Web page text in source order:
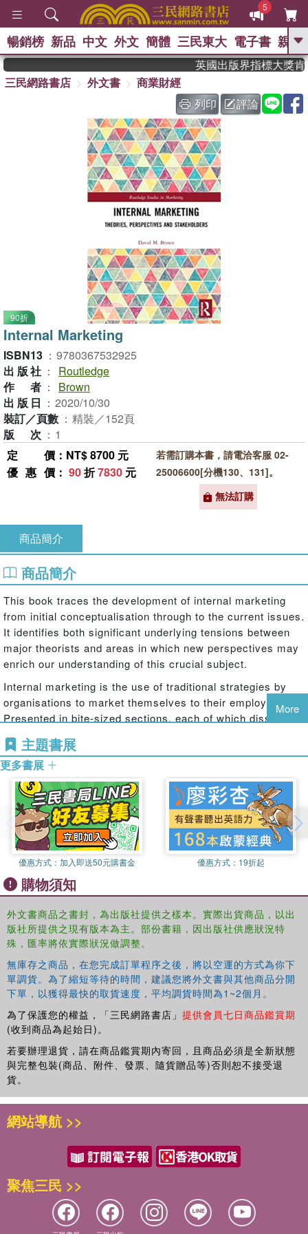
5
GO
熱搜： 東野圭吾
、 如果歷史是一群喵 、 暑期
國際布克獎 臺灣漫遊錄 、 方
念華 、 台灣的李登輝時代
孩：黎曼猜想 、 偉大的迷走神經
暢銷榜 新品 中文 外文 簡體 三民東大 電子書 親子
英國出版界指標大獎肯
三民網路書店
外文書
商業財經
列印
評論
90折
Internal Marketing
ISBN13 ： 9780367532925
出版社 ：
Routledge
作者 ：
Brown
出版日 ： 2020/10/30
裝訂／頁數 ： 精裝／152頁
版次 ： 1
定價 ：NT$ 8700 元
優惠價 ： 90折7830 元
若需訂購本書，請電洽客服 02-
25006600[分機130、131]。
無法訂購
商品簡介
商品簡介
This book traces the development of internal marketing
from initial conceptualisation through to the current issues.
It identifies both significant underlying tensions between
major theorists and areas in which new perspectives may
enrich our understanding of this crucial subject.
Internal marketing is the use of traditional strategies by
organisations to market themselves to their employees.
Presented in bite-sized sections, each of which dissects
subject, this book explains how subsidiary areas of study
have emerged and suggests how the introduction of
concepts and perspectives from channel management
literature can help analyse the dyadic encounters in which
internal marketing takes place. Brown critically extends
the scope of internal marketing theory yet further by
presenting and analysing new interview transcripts to
suggest that internal demarketing – an organisation
making itself less attractive to its employees – may
sometimes be undertaken intentionally.
Internationally applicable and highly accessible,Internal
Marketingis perfect for students, teachers, and
researchers with an interest not only in internal marketing,
but also in employer relations, internal branding, employer
branding, and internal communications. It uses clear
language and gradually introduces the reader to more
sophisticated theoretical concepts step by step, with a
uniquely focused, critical, and comprehensive thematic
theoretical outputs.
More
主題書展
更多書展
優惠方式： 加入即送50元購書金 優惠方式： 19折起
購物須知
外文書商品之書封，為出版社提供之樣本。實際出貨商品，以出
版社所提供之現有版本為主。部份書籍，因出版社供應狀況特
殊，匯率將依實際狀況做調整。
無庫存之商品，在您完成訂單程序之後，將以空運的方式為你下
單調貨。為了縮短等待的時間，建議您將外文書與其他商品分開
下單，以獲得最快的取貨速度，平均調貨時間為1~2個月。
為了保護您的權益，「三民網路書店」 提供會員七日商品鑑賞期
(收到商品為起始日)。
若要辦理退貨，請在商品鑑賞期內寄回，且商品必須是全新狀態
與完整包裝(商品、附件、發票、隨貨贈品等)否則恕不接受退
貨。
網站導航 >>
聚焦三民 >>